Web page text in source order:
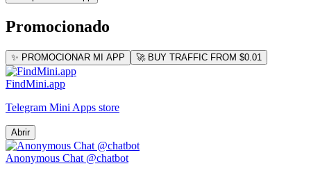
Promocionado
✨ PROMOCIONAR MI APP 🚀 BUY TRAFFIC FROM $0.01
FindMini.app
Telegram Mini Apps store
Abrir
Anonymous Chat @chatbot